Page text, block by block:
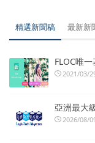
精選新聞稿 最新新
FLOC唯
2021/03/
亞洲最大
2026/08/